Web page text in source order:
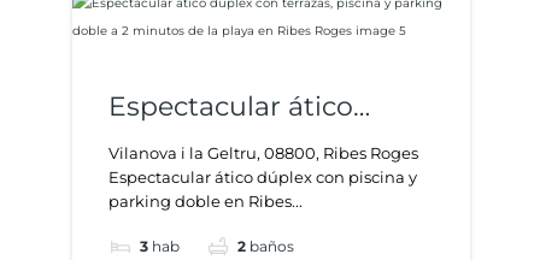
Espectacular ático
dúplex con terrazas,
piscina y parking doble
a 2 minutos de la playa
Vilanova i la Geltru, 08800, Ribes Roges
Espectacular ático dúplex con piscina y
parking doble en Ribes...
3 hab 2 baños